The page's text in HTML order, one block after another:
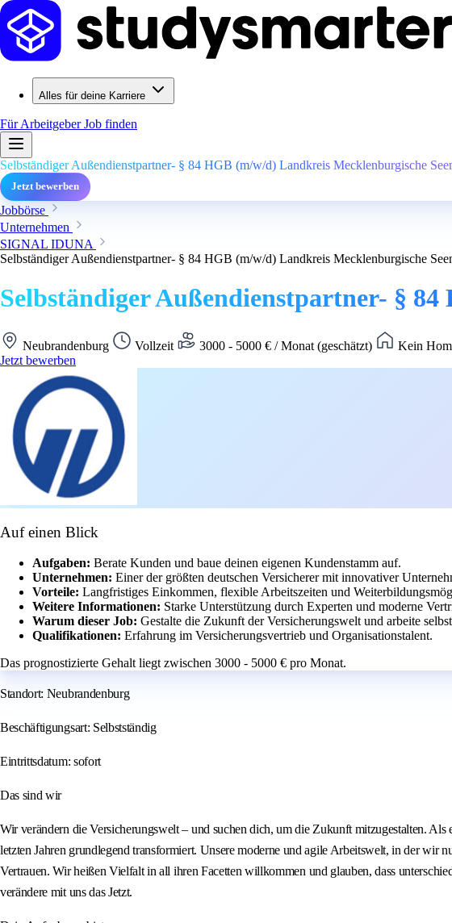
Alles für deine Karriere
Für ArbeitgeberJob finden
Selbständiger Außendienstpartner- § 84 HGB (m/w/d) Landkreis Mecklenburgische
Jetzt bewerben
Jobbörse
Unternehmen
SIGNAL IDUNA
Selbständiger Außendienstpartner- § 84 HGB (m/w/d) Landkreis Mecklenburgische
Selbständiger Außendienstpartner- §
Neubrandenburg Vollzeit 3000 - 5000 € / Monat (geschätzt)
Kein
Jetzt bewerben
Auf einen Blick
Aufgaben: Berate Kunden und baue deinen eigenen Kundenstamm auf.
Unternehmen: Einer der größten deutschen Versicherer mit innovativer
Vorteile: Langfristiges Einkommen, flexible Arbeitszeiten und
Weitere Informationen: Starke Unterstützung durch Experten und moderne
Warum dieser Job: Gestalte die Zukunft der Versicherungswelt und arbeite
Qualifikationen: Erfahrung im Versicherungsvertrieb und Organisationstalent.
Das prognostizierte Gehalt liegt zwischen 3000 - 5000 € pro Monat.
Standort: Neubrandenburg
Beschäftigungsart: Selbstständig
Eintrittsdatum: sofort
Das sind wir
Wir verändern die Versicherungswelt – und suchen dich, um die Zukunft mitzugestalten.
letzten Jahren grundlegend transformiert. Unsere moderne und agile Arbeitswelt, in der wir
Vertrauen. Wir heißen Vielfalt in all ihren Facetten willkommen und glauben, dass
verändere mit uns das Jetzt.